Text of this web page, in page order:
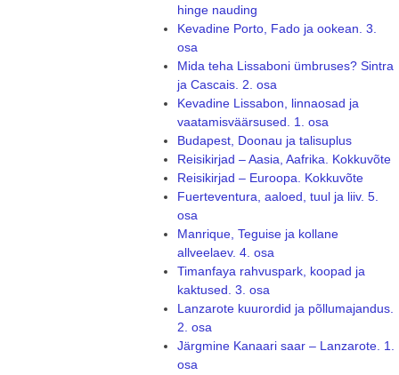
hinge nauding
Kevadine Porto, Fado ja ookean. 3.
osa
Mida teha Lissaboni ümbruses? Sintra
ja Cascais. 2. osa
Kevadine Lissabon, linnaosad ja
vaatamisväärsused. 1. osa
Budapest, Doonau ja talisuplus
Reisikirjad – Aasia, Aafrika. Kokkuvõte
Reisikirjad – Euroopa. Kokkuvõte
Fuerteventura, aaloed, tuul ja liiv. 5.
osa
Manrique, Teguise ja kollane
allveelaev. 4. osa
Timanfaya rahvuspark, koopad ja
kaktused. 3. osa
Lanzarote kuurordid ja põllumajandus.
2. osa
Järgmine Kanaari saar – Lanzarote. 1.
osa